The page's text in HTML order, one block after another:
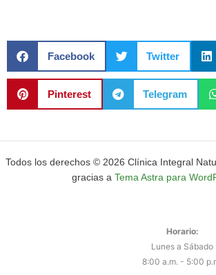
Facebook Twitter
Pinterest Telegram
Todos los derechos © 2026 Clínica Integral
gracias a Tema Astra para
Horario:
Lunes a Sábado
8:00 a.m. - 5:00